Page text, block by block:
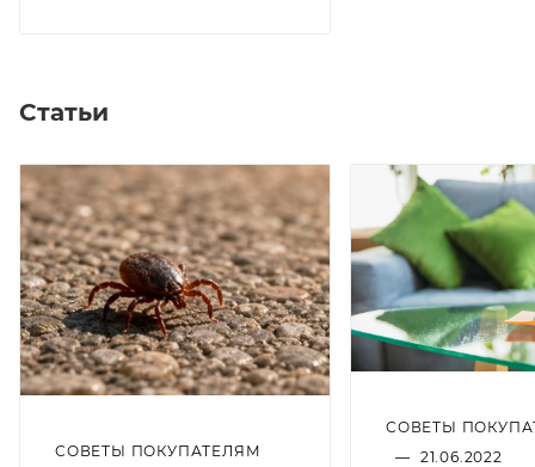
Статьи
СОВЕТЫ ПОКУПАТЕЛЯМ
СОВЕТЫ
— 21.06.2022